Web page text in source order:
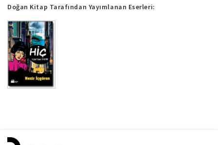
Doğan Kitap Tarafından Yayımlanan Eserleri: